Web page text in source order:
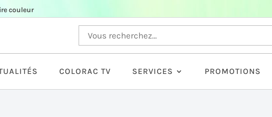
couleur
COLORAC TV SERVICES PROMOTIONS